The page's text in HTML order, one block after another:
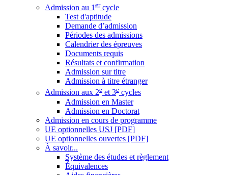
Admission au 1 ercycle
Test d'aptitude
Demande d’admission
Périodes des admissions
Calendrier des épreuves
Documents requis
Résultats et confirmation
Admission sur titre
Admission à titre étranger
Admission aux 2e et 3e cycles
Admission en Master
Admission en Doctorat
Admission en cours de programme
UE optionnelles USJ [PDF]
UE optionnelles ouvertes [PDF]
À savoir...
Système des études et règlement
Équivalences